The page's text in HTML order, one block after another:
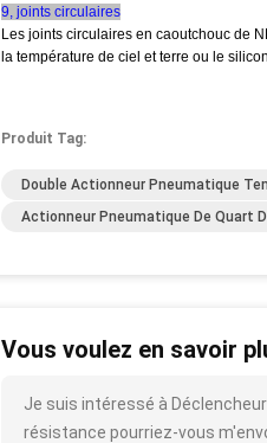
9, joints circulaires
Les joints circulaires en caoutchouc de
la température de ciel et terre ou le
Produit Tag:
Double Actionneur Pneumatique
Actionneur Pneumatique De Quart
Vous voulez en savoir
Je suis intéressé à
résistance pourriez-vous